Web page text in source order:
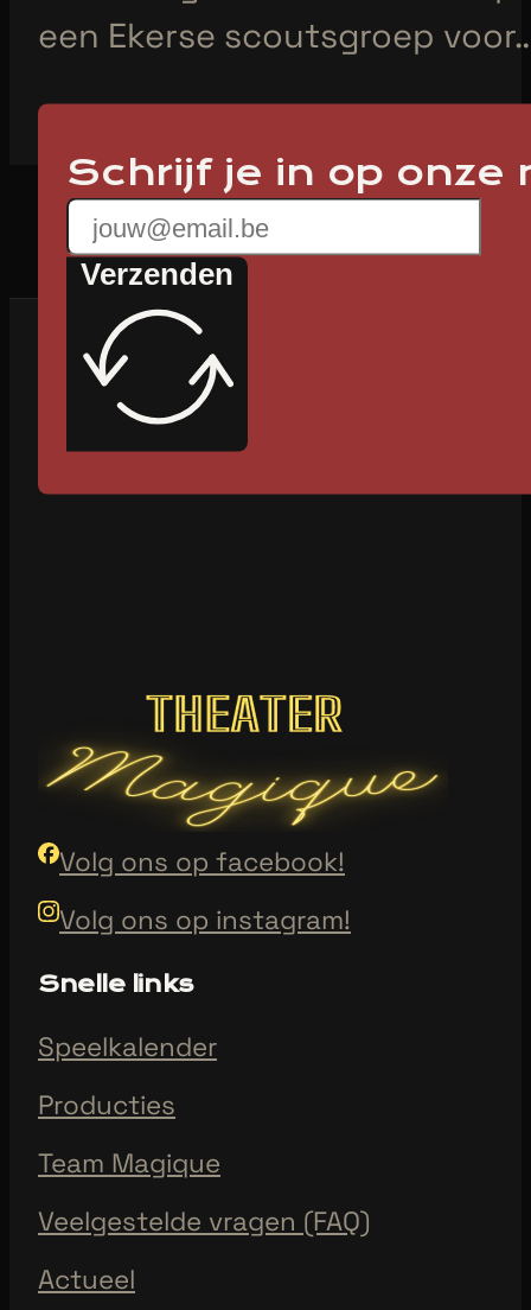
een Ekerse scoutsgroep
Schrijf je in op onze
Verzenden
Volg ons op facebook!
Volg ons op instagram!
Snelle links
Speelkalender
Producties
Team Magique
Veelgestelde vragen (FAQ)
Actueel